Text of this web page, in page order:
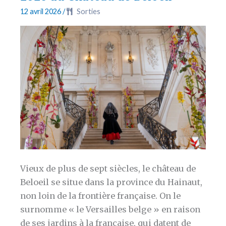
12 avril 2026/ Sorties
Vieux de plus de sept siècles, le château de
Beloeil se situe dans la province du Hainaut,
non loin de la frontière française. On le
surnomme « le Versailles belge » en raison
de ses jardins à la française, qui datent de